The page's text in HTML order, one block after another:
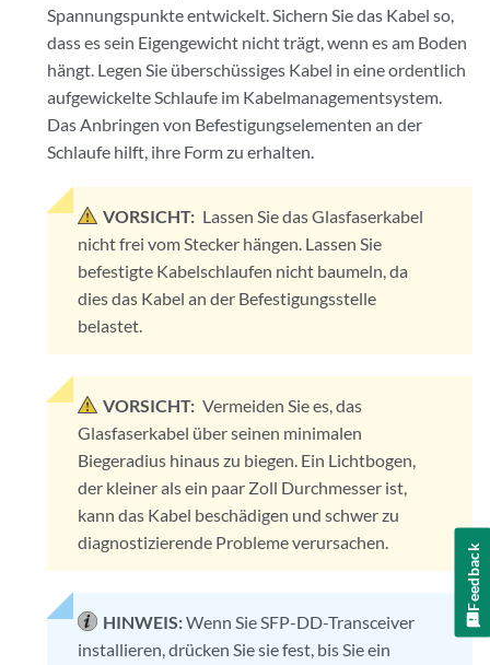
Spannungspunkte entwickelt. Sichern Sie das Kabel so,
dass es sein Eigengewicht nicht trägt, wenn es am Boden
hängt. Legen Sie überschüssiges Kabel in eine ordentlich
aufgewickelte Schlaufe im Kabelmanagementsystem.
Das Anbringen von Befestigungselementen an der
Schlaufe hilft, ihre Form zu erhalten.
VORSICHT: Lassen Sie das Glasfaserkabel
nicht frei vom Stecker hängen. Lassen Sie
befestigte Kabelschlaufen nicht baumeln, da
dies das Kabel an der Befestigungsstelle
belastet.
VORSICHT: Vermeiden Sie es, das
Glasfaserkabel über seinen minimalen
Biegeradius hinaus zu biegen. Ein Lichtbogen,
der kleiner als ein paar Zoll Durchmesser ist,
kann das Kabel beschädigen und schwer zu
diagnostizierende Probleme verursachen.
HINWEIS:Wenn Sie SFP-DD-Transceiver
installieren, drücken Sie sie fest, bis Sie ein
Feedback